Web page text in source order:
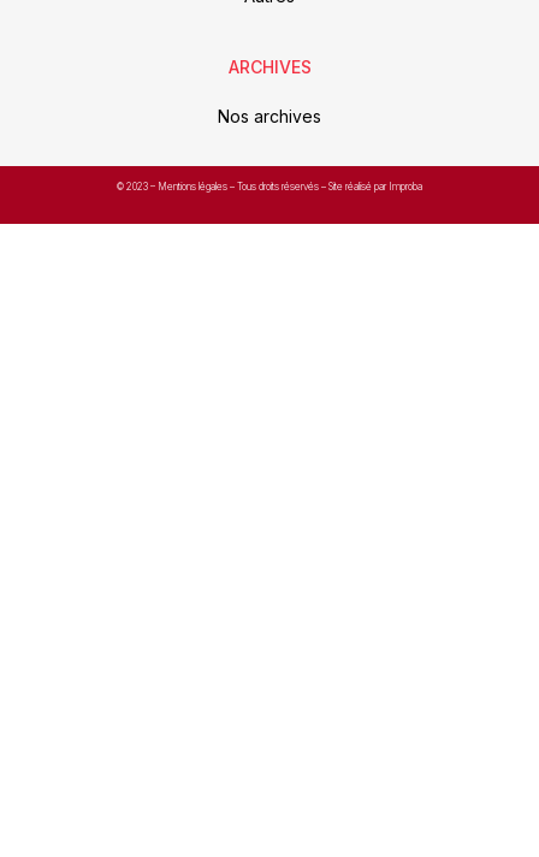
ARCHIVES
Nos archives
© 2023 – Mentions légales – Tous droits réservés – Site réalisé par Improba